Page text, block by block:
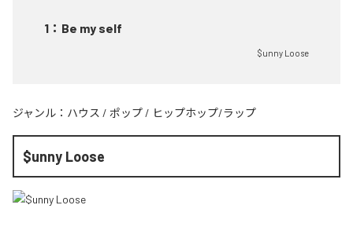
1 ： Be my self
$unny Loose
ジャンル： ハウス / ポップ / ヒップホップ/ラップ
$unny Loose